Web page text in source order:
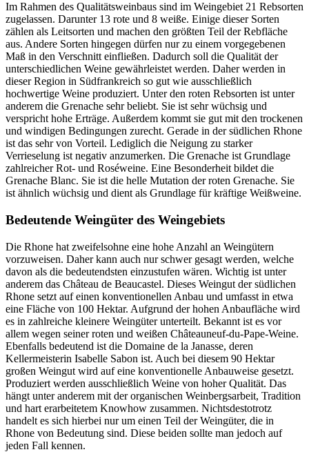
Im Rahmen des Qualitätsweinbaus sind im Weingebiet 21 Rebsorten
zugelassen. Darunter 13 rote und 8 weiße. Einige dieser Sorten
zählen als Leitsorten und machen den größten Teil der Rebfläche
aus. Andere Sorten hingegen dürfen nur zu einem vorgegebenen
Maß in den Verschnitt einfließen. Dadurch soll die Qualität der
unterschiedlichen Weine gewährleistet werden. Daher werden in
dieser Region in Südfrankreich so gut wie ausschließlich
hochwertige Weine produziert. Unter den roten Rebsorten ist unter
anderem die Grenache sehr beliebt. Sie ist sehr wüchsig und
verspricht hohe Erträge. Außerdem kommt sie gut mit den trockenen
und windigen Bedingungen zurecht. Gerade in der südlichen Rhone
ist das sehr von Vorteil. Lediglich die Neigung zu starker
Verrieselung ist negativ anzumerken. Die Grenache ist Grundlage
zahlreicher Rot- und Roséweine. Eine Besonderheit bildet die
Grenache Blanc. Sie ist die helle Mutation der roten Grenache. Sie
ist ähnlich wüchsig und dient als Grundlage für kräftige Weißweine.
Bedeutende Weingüter des Weingebiets
Die Rhone hat zweifelsohne eine hohe Anzahl an Weingütern
vorzuweisen. Daher kann auch nur schwer gesagt werden, welche
davon als die bedeutendsten einzustufen wären. Wichtig ist unter
anderem das Château de Beaucastel. Dieses Weingut der südlichen
Rhone setzt auf einen konventionellen Anbau und umfasst in etwa
eine Fläche von 100 Hektar. Aufgrund der hohen Anbaufläche wird
es in zahlreiche kleinere Weingüter unterteilt. Bekannt ist es vor
allem wegen seiner roten und weißen Châteauneuf-du-Pape-Weine.
Ebenfalls bedeutend ist die Domaine de la Janasse, deren
Kellermeisterin Isabelle Sabon ist. Auch bei diesem 90 Hektar
großen Weingut wird auf eine konventionelle Anbauweise gesetzt.
Produziert werden ausschließlich Weine von hoher Qualität. Das
hängt unter anderem mit der organischen Weinbergsarbeit, Tradition
und hart erarbeitetem Knowhow zusammen. Nichtsdestotrotz
handelt es sich hierbei nur um einen Teil der Weingüter, die in
Rhone von Bedeutung sind. Diese beiden sollte man jedoch auf
jeden Fall kennen.